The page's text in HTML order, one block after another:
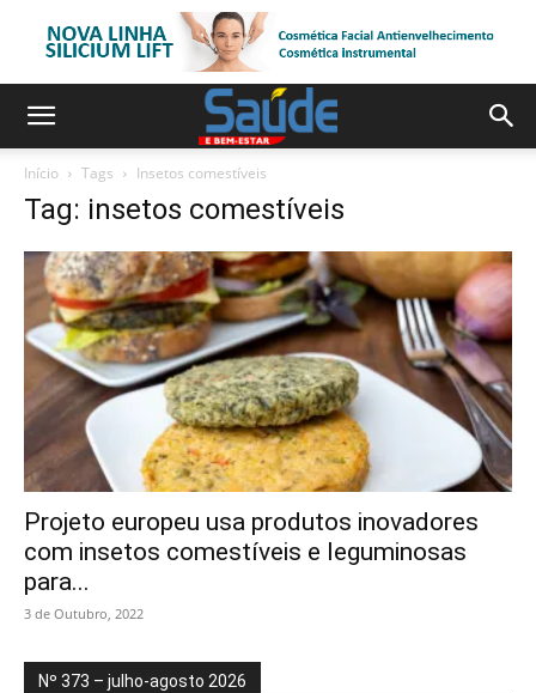
Início Tags Insetos comestíveis
Tag: insetos comestíveis
Projeto europeu usa produtos inovadores
com insetos comestíveis e leguminosas
para...
3 de Outubro, 2022
Nº 373 – julho-agosto 2026